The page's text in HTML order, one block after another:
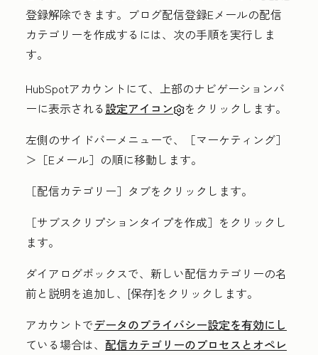
登録解除できます。ブログ配信登録Eメールの配信
カテゴリーを作成するには、次の手順を実行しま
す。
HubSpotアカウントにて、上部のナビゲーションバ
ーに表示される設定アイコン
をクリックします。
左側のサイドバーメニューで、［マーケティング］
＞［Eメール］ の順に移動します。
［配信カテゴリー］ タブをクリックします。
［サブスクリプションタイプを作成］ をクリックし
ます。
ダイアログボックスで、新しい配信カテゴリーの名
前と 説明を追加し、[保存]をクリックします。
アカウントでデータのプライバシー設定を有効にし
ている場合は、 配信カテゴリーのプロセスとオペレ